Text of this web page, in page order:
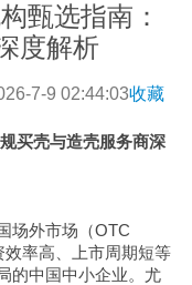
甄选指南：
度解析
7-9 02:44:03收藏
买壳与造壳服务商深
场外市场（OTC
率高、上市周期短等
的中国中小企业。尤